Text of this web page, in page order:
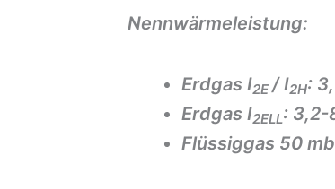
Nennwärmeleistung:
Erdgas I2E/ I2H:
Erdgas I2ELL: 3,2-
Flüssiggas 50